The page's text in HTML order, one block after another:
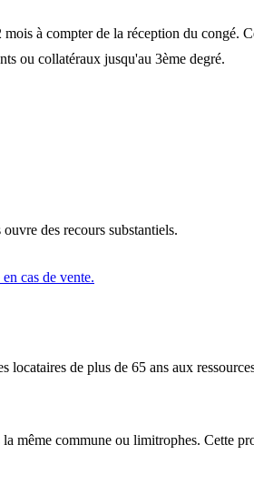
mois à compter de la réception du congé.
ou collatéraux jusqu'au 3ème degré.
des recours substantiels.
cas de vente.
de plus de 65 ans aux
même commune ou limitrophes. Cette